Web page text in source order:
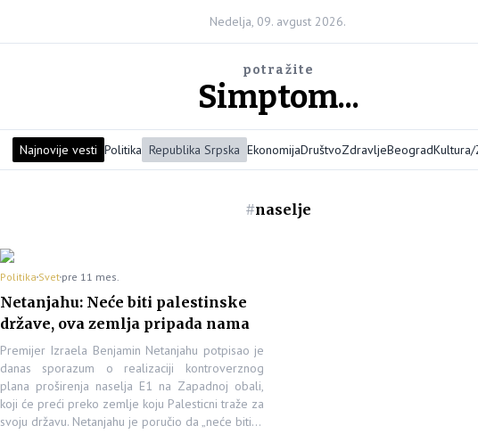
Nedelja, 09. avgust 2026.
potražite
Simptom...
Najnovije vesti Politika Republika Srpska EkonomijaDruštvoZdravljeBeogradKultura/
#naselje
PolitikaSvetpre 11 mes.
Netanjahu: Neće biti palestinske
države, ova zemlja pripada nama
Premijer Izraela Benjamin Netanjahu potpisao je
danas sporazum o realizaciji kontroverznog
plana proširenja naselja E1 na Zapadnoj obali,
koji će preći preko zemlje koju Palesticni traže za
svoju državu. Netanjahu je poručio da „neće biti…